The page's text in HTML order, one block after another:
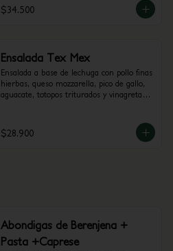
$34.500
Ensalada Tex Mex
Ensalada a base de lechuga con pollo finas
hierbas, queso mozzarella, pico de gallo,
aguacate, totopos triturados y vinagreta a
$28.900
Abondigas de Berenjena +
Pasta +Caprese